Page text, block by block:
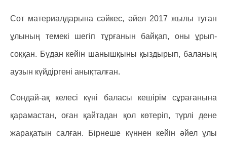
Сот материалдарына сәйкес, әйел 2017 жылы туған
ұлының темекі шегіп тұрғанын байқап, оны ұрып-
соққан. Бұдан кейін шанышқыны қыздырып, баланың
аузын күйдіргені анықталған.
Сондай-ақ келесі күні баласы кешірім сұрағанына
қарамастан, оған қайтадан қол көтеріп, түрлі дене
жарақатын салған. Бірнеше күннен кейін әйел ұлы